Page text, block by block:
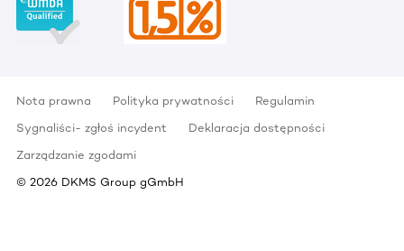
Nota prawna Polityka prywatności
Regulamin
Sygnaliści- zgłoś incydent
Deklaracja dostępności
Zarządzanie zgodami
© 2026 DKMS Group gGmbH